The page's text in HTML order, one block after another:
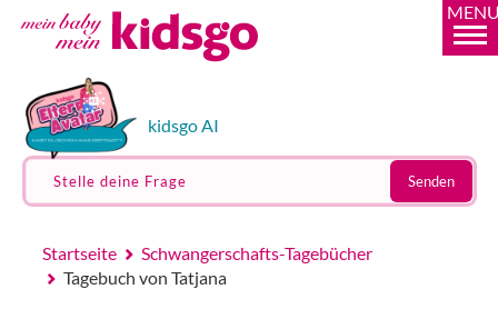
kidsgo AI
Stelle deine Frage Senden
Startseite
Schwangerschafts-Tagebücher
Tagebuch von Tatjana